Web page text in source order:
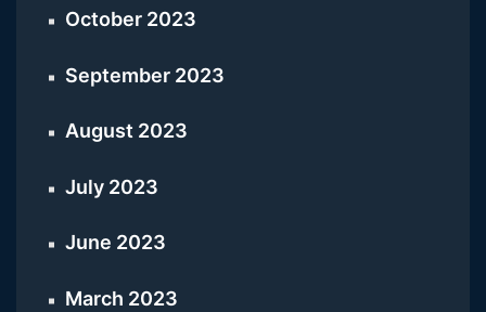
October 2023
September 2023
August 2023
July 2023
June 2023
March 2023